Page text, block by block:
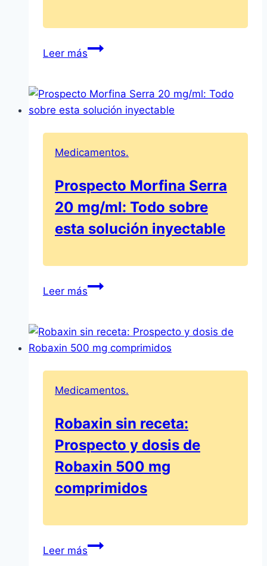
Leer másPectox
indicaciones
y
Medicamentos.
Prospecto Morfina Serra
20 mg/ml: Todo sobre
esta solución inyectable
Leer másProspecto
20
mg/ml:
esta
inyectable
Medicamentos.
Robaxin sin receta:
Prospecto y dosis de
Robaxin 500 mg
comprimidos
Leer másRobaxin